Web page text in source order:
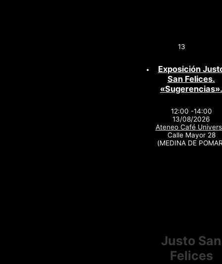
13
Exposición
San Felices.
«Sugerencias».
12:00 -14:00
13/08/2026
Ateneo Café
Calle Mayor 28
(MEDINA DE
Justo San
Felices